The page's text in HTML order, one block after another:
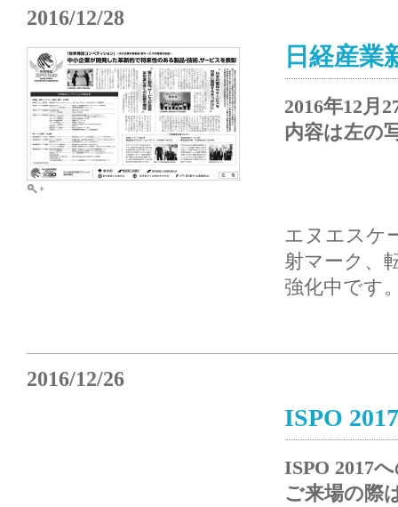
2016/12/28
日経産業
2016年12月
内容は左の
エヌエスケ
射マーク、
強化中です
2016/12/26
ISPO
ISPO 2017
ご来場の際